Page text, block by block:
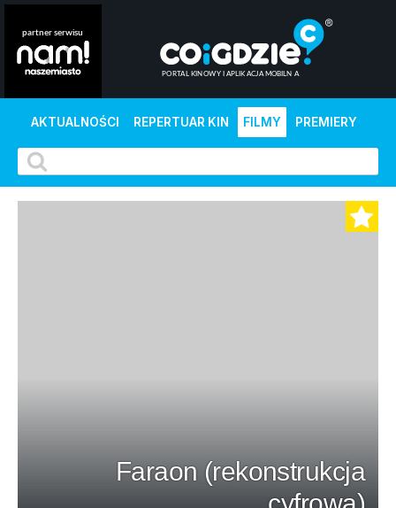
AKTUALNOŚCI REPERTUAR KIN FILMY PREMIERY
Faraon (rekonstrukcja